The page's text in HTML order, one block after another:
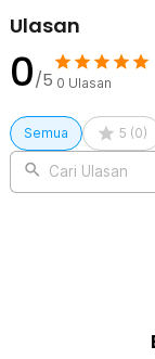
Ulasan
0/5 0 Ulasan
Semua 5 (0)
Cari Ulasan